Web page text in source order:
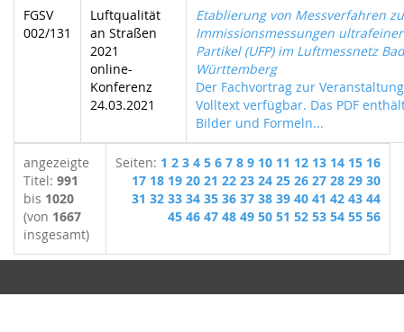
FGSV
002/131
Luftqualität
an Straßen
2021
online-
Konferenz
24.03.2021
Etablierung von Messverfahren zu
Immissionsmessungen ultrafeiner
Partikel (UFP) im Luftmessnetz
Württemberg
Der Fachvortrag zur
Volltext verfügbar. Das PDF
Bilder und Formeln...
angezeigte
Titel: 991
bis 1020
(von 1667
insgesamt)
Seiten: 1 2 3 4 5 6 7 8 9 10 11 12 13 14 15 16
17 18 19 20 21 22 23 24 25 26 27 28 29 30
31 32 33 34 35 36 37 38 39 40 41 42 43 44
45 46 47 48 49 50 51 52 53 54 55 56